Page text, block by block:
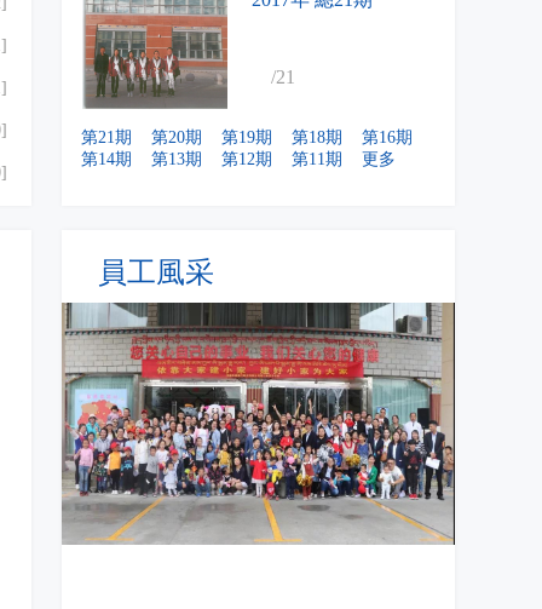
/21
第21期 第20期 第19期 第18期
第16期
第14期
第13期 第12期 第11期 更多
員工風采